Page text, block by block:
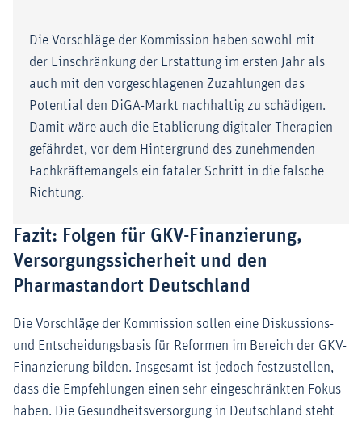
Die Vorschläge der Kommission haben sowohl mit
der Einschränkung der Erstattung im ersten Jahr als
auch mit den vorgeschlagenen Zuzahlungen das
Potential den DiGA-Markt nachhaltig zu schädigen.
Damit wäre auch die Etablierung digitaler Therapien
gefährdet, vor dem Hintergrund des zunehmenden
Fachkräftemangels ein fataler Schritt in die falsche
Richtung.
Fazit: Folgen für GKV-Finanzierung,
Versorgungssicherheit und den
Pharmastandort Deutschland
Die Vorschläge der Kommission sollen eine Diskussions-
und Entscheidungsbasis für Reformen im Bereich der GKV-
Finanzierung bilden. Insgesamt ist jedoch festzustellen,
dass die Empfehlungen einen sehr eingeschränkten Fokus
haben. Die Gesundheitsversorgung in Deutschland steht